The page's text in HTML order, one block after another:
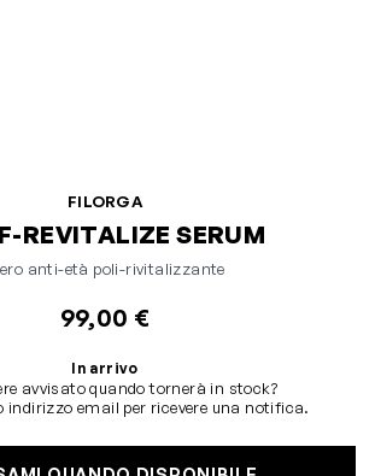
FILORGA
REVITALIZE SERUM
anti-età poli-rivitalizzante
99,00 €
In arrivo
avvisato quando tornerà in stock?
indirizzo email per ricevere una notifica.